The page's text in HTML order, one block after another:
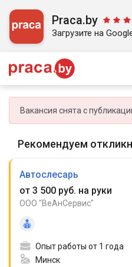
Praca.by
Загрузите на
Вакансия снята с
Рекомендуем
Автослесарь
от 3 500 руб. на руки
ООО "ВеАнСервис"
Опыт работы от 1 года
Минск